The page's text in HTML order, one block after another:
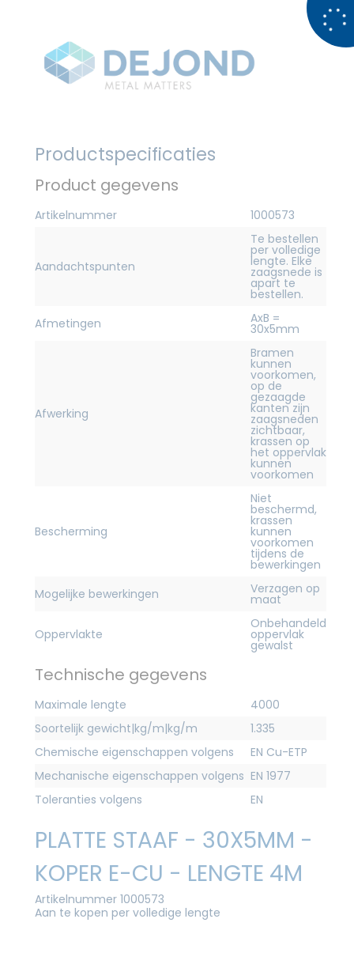
Productspecificaties
Product gegevens
Artikelnummer 1000573
Aandachtspunten
Te bestellen
per volledige
lengte. Elke
zaagsnede is
apart te
bestellen.
Afmetingen
AxB =
30x5mm
Afwerking
Bramen
kunnen
voorkomen,
op de
gezaagde
kanten zijn
zaagsneden
zichtbaar,
krassen op
het oppervlak
kunnen
voorkomen
Bescherming
Niet
beschermd,
krassen
kunnen
voorkomen
tijdens de
bewerkingen
Mogelijke bewerkingen
Verzagen op
maat
Oppervlakte
Onbehandeld
oppervlak
gewalst
Technische gegevens
Maximale lengte
4000
Soortelijk gewicht|kg/m|kg/m
1.335
Chemische eigenschappen volgens
EN Cu-ETP
Mechanische eigenschappen volgens EN 1977
Toleranties volgens
EN
PLATTE STAAF - 30X5MM -
KOPER E-CU - LENGTE 4M
Artikelnummer 1000573
Aan te kopen per volledige lengte